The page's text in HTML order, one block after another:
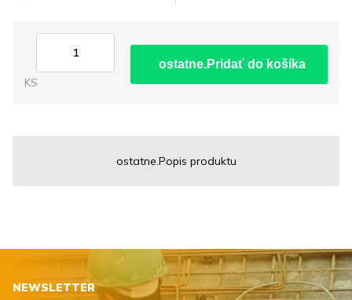
KS
ostatne.Pridať do košíka
ostatne.Popis produktu
NEWSLETTER